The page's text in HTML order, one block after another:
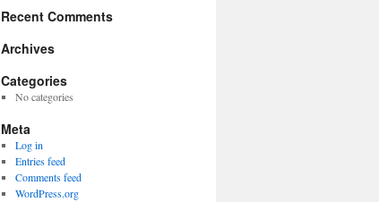
Recent Comments
Archives
Categories
No categories
Meta
Log in
Entries feed
Comments feed
WordPress.org